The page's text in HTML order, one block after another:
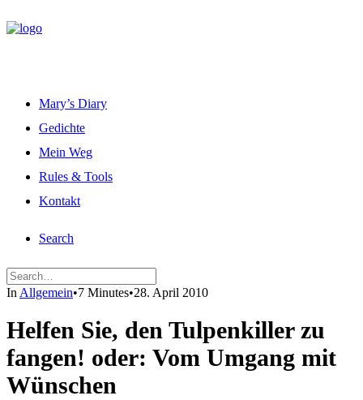
Mary’s Diary
Gedichte
Mein Weg
Rules & Tools
Kontakt
Search
In Allgemein•7 Minutes•28. April 2010
Helfen Sie, den Tulpenkiller zu
fangen! oder: Vom Umgang mit
Wünschen